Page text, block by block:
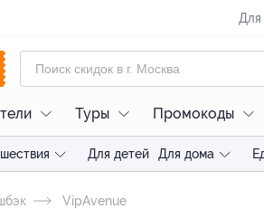
Для
Туры Промокоды
Для детей Для дома
VipAvenue